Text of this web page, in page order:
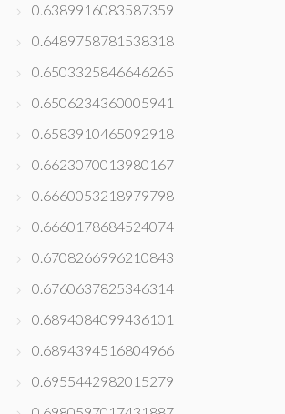
0.6389916083587359
0.6489758781538318
0.6503325846646265
0.6506234360005941
0.6583910465092918
0.6623070013980167
0.6660053218979798
0.6660178684524074
0.6708266996210843
0.6760637825346314
0.6894084099436101
0.6894394516804966
0.6955442982015279